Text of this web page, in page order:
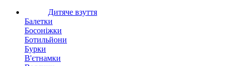
Дитяче взуття
Балетки
Босоніжки
Ботильйони
Бурки
В'єтнамки